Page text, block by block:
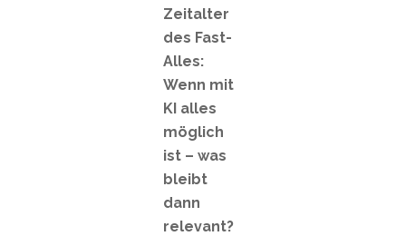
Zeitalter
des Fast-
Alles:
Wenn mit
KI alles
möglich
ist – was
bleibt
dann
relevant?